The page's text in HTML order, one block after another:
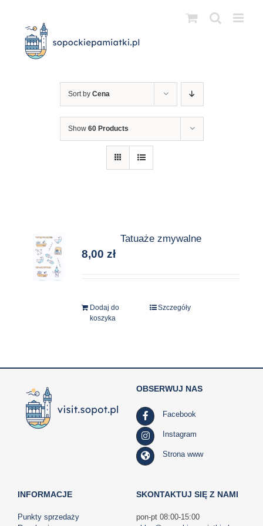
zawartości
Sort by Cena
Show 60 Products
Tatuaże zmywalne
8,00zł
Dodaj do
koszyka
Szczegóły
INFORMACJE
Punkty sprzedaży
OBSERWUJ NAS
Facebook
Instagram
Strona www
SKONTAKTUJ SIĘ Z NAMI
pon-pt 08:00-15:00